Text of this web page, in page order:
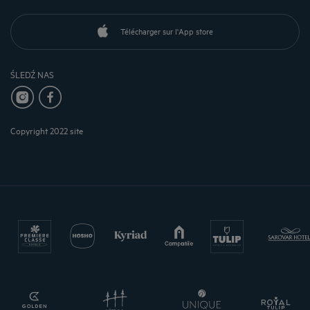
Télécharger sur l'App store
ŚLEDŹ NAS
Copyright 2022 site